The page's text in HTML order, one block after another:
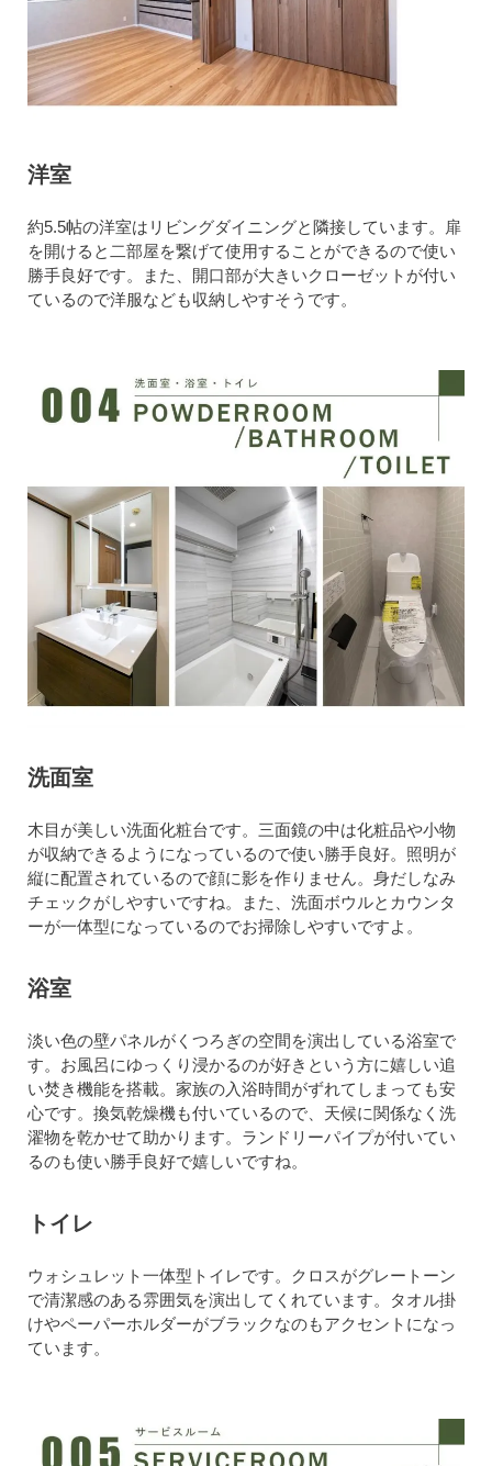
洋室
約5.5帖の洋室はリビングダイニングと隣接しています。扉
を開けると二部屋を繋げて使用することができるので使い
勝手良好です。また、開口部が大きいクローゼットが付い
ているので洋服なども収納しやすそうです。
洗面室
木目が美しい洗面化粧台です。三面鏡の中は化粧品や小物
が収納できるようになっているので使い勝手良好。照明が
縦に配置されているので顔に影を作りません。身だしなみ
チェックがしやすいですね。また、洗面ボウルとカウンタ
ーが一体型になっているのでお掃除しやすいですよ。
浴室
淡い色の壁パネルがくつろぎの空間を演出している浴室で
す。お風呂にゆっくり浸かるのが好きという方に嬉しい追
い焚き機能を搭載。家族の入浴時間がずれてしまっても安
心です。換気乾燥機も付いているので、天候に関係なく洗
濯物を乾かせて助かります。ランドリーパイプが付いてい
るのも使い勝手良好で嬉しいですね。
トイレ
ウォシュレット一体型トイレです。クロスがグレートーン
で清潔感のある雰囲気を演出してくれています。タオル掛
けやペーパーホルダーがブラックなのもアクセントになっ
ています。